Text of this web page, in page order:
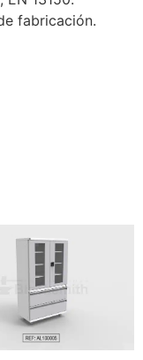
fabricación.